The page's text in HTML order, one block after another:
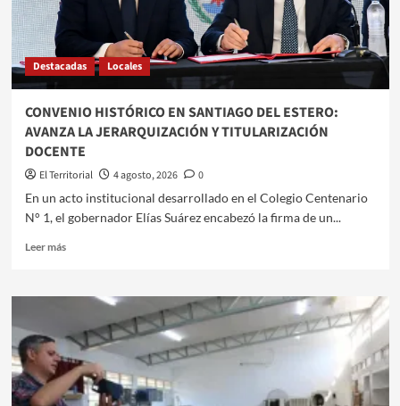
CARDIOLOGÍA
ENFERMERÍA
Destacadas Locales
CONVENIO HISTÓRICO EN SANTIAGO DEL ESTERO:
AVANZA LA JERARQUIZACIÓN Y TITULARIZACIÓN
DOCENTE
El Territorial 4 agosto, 2026
0
​En un acto institucional desarrollado en el Colegio Centenario
N° 1, el gobernador Elías Suárez encabezó la firma de un...
Leer másLeer
CONVENIO
SANTIAGO
DEL
ESTERO:
AVANZA